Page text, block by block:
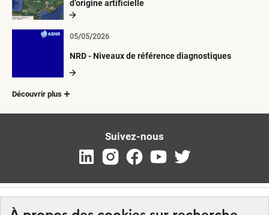
d’origine artificielle
NRD - Niveaux de référence diagnostiques
05/05/2026
Découvrir plus
Suivez-nous